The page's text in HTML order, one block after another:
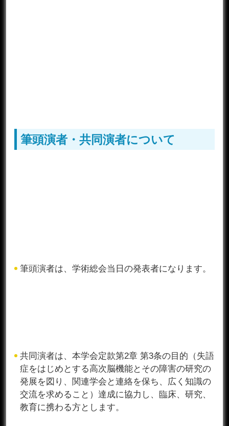
筆頭演者・共同演者について
筆頭演者は、学術総会当日の発表者になります。
共同演者は、本学会定款第2章 第3条の目的（失語
症をはじめとする高次脳機能とその障害の研究の
発展を図り、関連学会と連絡を保ち、広く知識の
交流を求めること）達成に協力し、臨床、研究、
教育に携わる方とします。